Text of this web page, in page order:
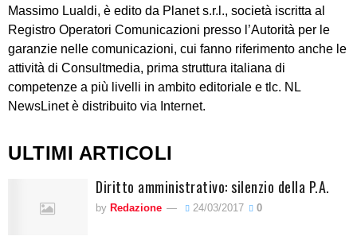
Massimo Lualdi, è edito da Planet s.r.l., società iscritta al
Registro Operatori Comunicazioni presso l’Autorità per le
garanzie nelle comunicazioni, cui fanno riferimento anche le
attività di Consultmedia, prima struttura italiana di
competenze a più livelli in ambito editoriale e tlc. NL
NewsLinet è distribuito via Internet.
ULTIMI ARTICOLI
Diritto amministrativo: silenzio della P.A.
by Redazione 24/03/2017 0